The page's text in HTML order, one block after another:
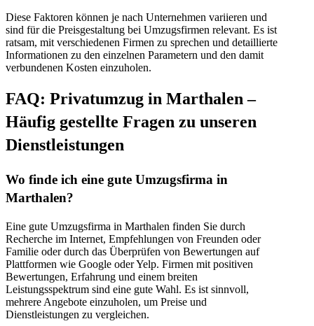
Diese Faktoren können je nach Unternehmen variieren und
sind für die Preisgestaltung bei Umzugsfirmen relevant. Es ist
ratsam, mit verschiedenen Firmen zu sprechen und detaillierte
Informationen zu den einzelnen Parametern und den damit
verbundenen Kosten einzuholen.
FAQ: Privatumzug in Marthalen –
Häufig gestellte Fragen zu unseren
Dienstleistungen
Wo finde ich eine gute Umzugsfirma in
Marthalen?
Eine gute Umzugsfirma in Marthalen finden Sie durch
Recherche im Internet, Empfehlungen von Freunden oder
Familie oder durch das Überprüfen von Bewertungen auf
Plattformen wie Google oder Yelp. Firmen mit positiven
Bewertungen, Erfahrung und einem breiten
Leistungsspektrum sind eine gute Wahl. Es ist sinnvoll,
mehrere Angebote einzuholen, um Preise und
Dienstleistungen zu vergleichen.